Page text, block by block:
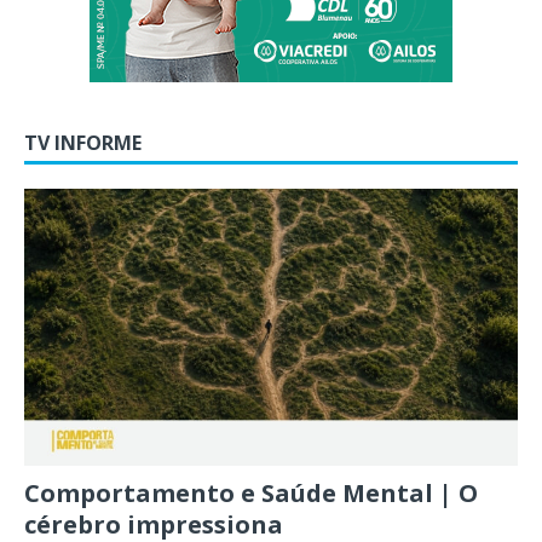
TV INFORME
Comportamento e Saúde Mental | O
cérebro impressiona